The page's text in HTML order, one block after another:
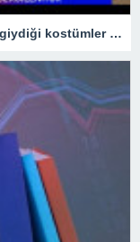
Usta sanatçı Kemal Sunal’ın filmlerinde giydiği kostümler sergileniyor